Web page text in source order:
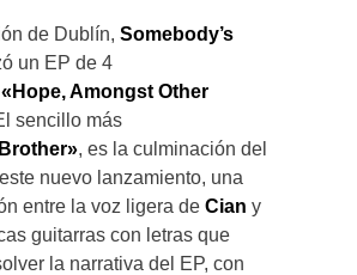
de Dublín, Somebody’s
un EP de 4
«Hope, Amongst Other
sencillo más
, es la culminación del
nuevo lanzamiento, una
entre la voz ligera de Cian y
guitarras con letras que
la narrativa del EP, con